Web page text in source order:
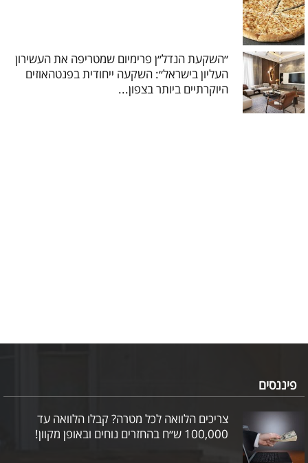
״השקעת הנדל״ן פרימיום שמטריפה את העשירון
העליון בישראל״: השקעה ייחודית בפנטהאוזים
היוקרתיים ביותר בצפון...
פיננסים
צריכים הלוואה לכל מטרה? קבלו הלוואה עד
100,000 ש״ח בהחזרים נוחים ובאופן מקוון!